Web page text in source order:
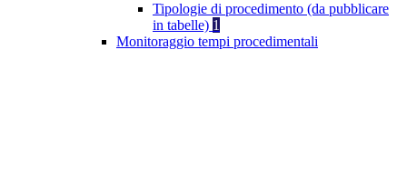
Tipologie di procedimento (da pubblicare
in tabelle) 1
Monitoraggio tempi procedimentali